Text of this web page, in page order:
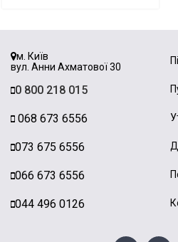
м. Київ
вул. Анни Ахматової 30
0 800 218 015
068 673 6556
073 675 6556
066 673 6556
044 496 0126